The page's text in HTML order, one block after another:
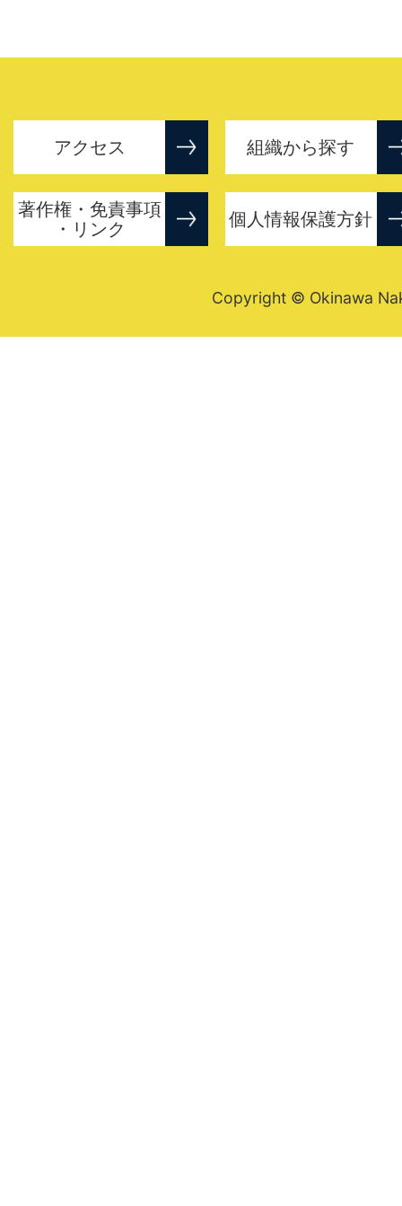
アクセス 組織から探す
著作権・免責事項
・リンク
個人情報保護方針
Copyright © Okinawa